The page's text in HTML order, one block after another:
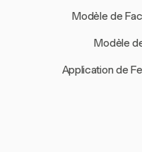
Modèle de
Modèle
Application de